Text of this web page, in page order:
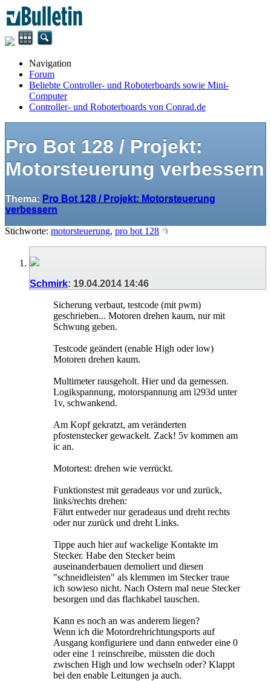
Navigation
Forum
Beliebte Controller- und Roboterboards sowie Mini-
Computer
Controller- und Roboterboards von Conrad.de
Pro Bot 128 / Projekt:
Motorsteuerung verbessern
Thema: Pro Bot 128 / Projekt: Motorsteuerung
verbessern
Stichworte: motorsteuerung, pro bot 128
Schmirk: 19.04.2014 14:46
Sicherung verbaut, testcode (mit pwm)
geschrieben... Motoren drehen kaum, nur mit
Schwung geben.
Testcode geändert (enable High oder low)
Motoren drehen kaum.
Multimeter rausgeholt. Hier und da gemessen.
Logikspannung, motorspannung am l293d unter
1v, schwankend.
Am Kopf gekratzt, am veränderten
pfostenstecker gewackelt. Zack! 5v kommen am
ic an.
Motortest: drehen wie verrückt.
Funktionstest mit geradeaus vor und zurück,
links/rechts drehen:
Fährt entweder nur geradeaus und dreht rechts
oder nur zurück und dreht Links.
Tippe auch hier auf wackelige Kontakte im
Stecker. Habe den Stecker beim
auseinanderbauen demoliert und diesen
"schneidleisten" als klemmen im Stecker traue
ich sowieso nicht. Nach Ostern mal neue Stecker
besorgen und das flachkabel tauschen.
Kann es noch an was anderem liegen?
Wenn ich die Motordrehrichtungsports auf
Ausgang konfiguriere und dann entweder eine 0
oder eine 1 reinschreibe, müssten die doch
zwischen High und low wechseln oder? Klappt
bei den enable Leitungen ja auch.